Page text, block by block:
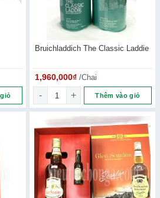
– 700ML số lượng
Bruichladdich The Classic Laddie
1,960,000₫ /Chai
Bruichladdich The Classic
Thêm vào giỏ